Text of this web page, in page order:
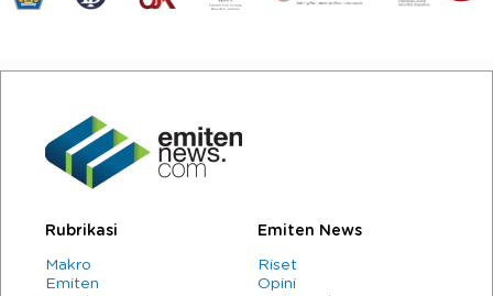
Rubrikasi
Makro
Emiten
Emiten News
Riset
Opini